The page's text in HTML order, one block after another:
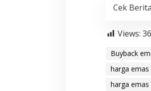
Cek
Views:
Buyback
harga emas
harga emas